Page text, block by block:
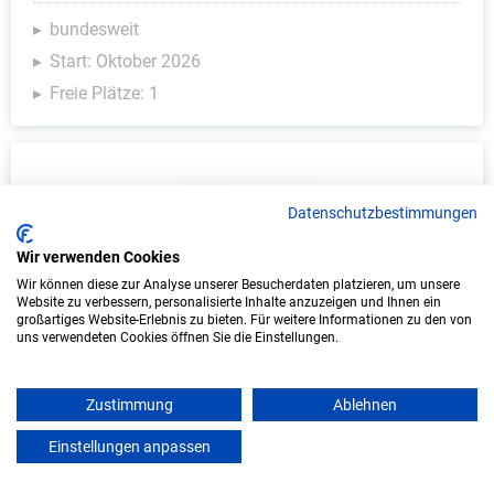
bundesweit
Start: Oktober 2026
Freie Plätze: 1
Duales Studium Informatik (B.Sc.) am
Hagelversicherung VVaG
Vereinigte Hagelversicherung VVaG
Datenschutzbestimmungen
Wir verwenden Cookies
Wir können diese zur Analyse unserer Besucherdaten platzieren, um unsere
Website zu verbessern, personalisierte Inhalte anzuzeigen und Ihnen ein
großartiges Website-Erlebnis zu bieten. Für weitere Informationen zu den von
uns verwendeten Cookies öffnen Sie die Einstellungen.
Zustimmung Ablehnen
Einstellungen anpassen